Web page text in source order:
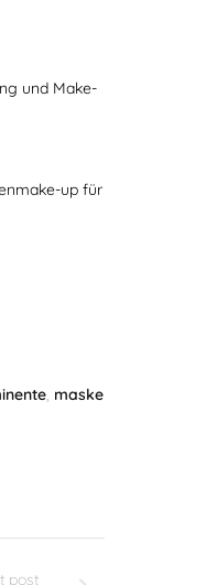
und Make-
up für
, maske
post